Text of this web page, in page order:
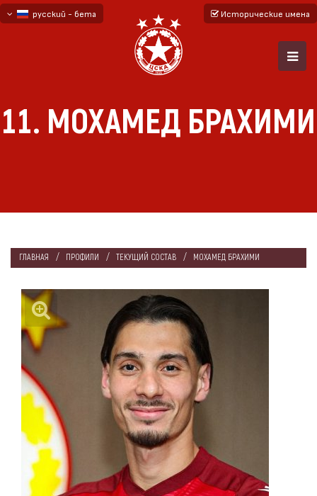
русский - бета
Исторические имена
11. МОХАМЕД БРАХИМИ
ГЛАВНАЯ ПРОФИЛИ ТЕКУЩИЙ СОСТАВ МОХАМЕД БРАХИМИ